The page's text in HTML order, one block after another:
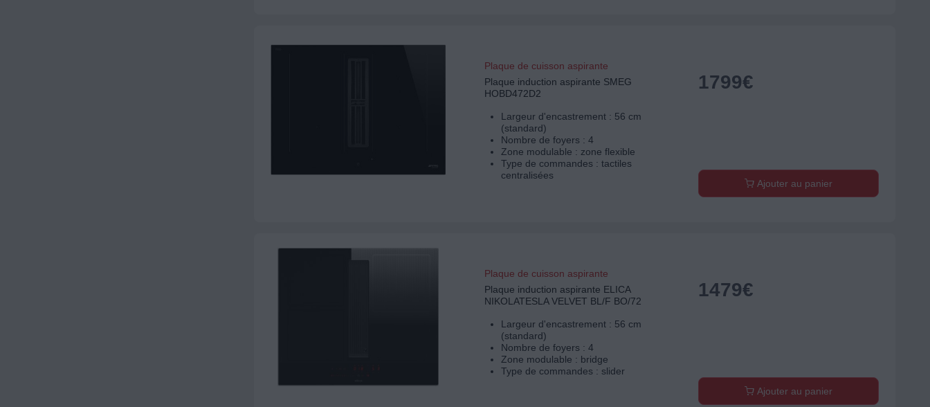
Plaque de cuisson aspirante
Plaque induction aspirante SMEG
HOBD472D2
Largeur d'encastrement : 56 cm
(standard)
Nombre de foyers : 4
Zone modulable : zone flexible
Type de commandes : tactiles
centralisées
1799€
Ajouter au panier
Plaque de cuisson aspirante
Plaque induction aspirante ELICA
NIKOLATESLA VELVET BL/F BO/72
Largeur d'encastrement : 56 cm
(standard)
Nombre de foyers : 4
Zone modulable : bridge
Type de commandes : slider
1479€
Ajouter au panier